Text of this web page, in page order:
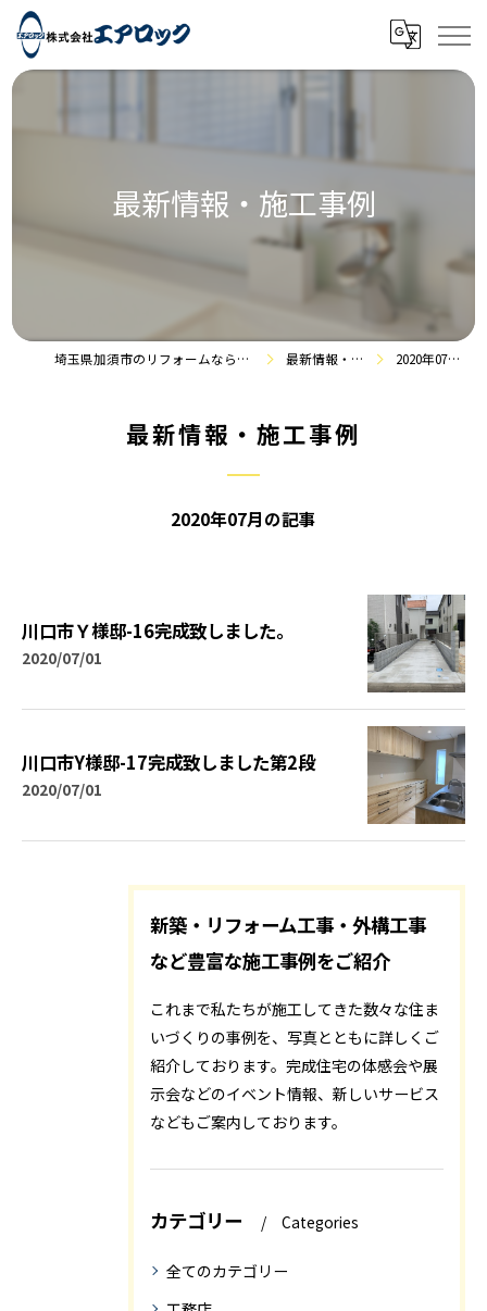
最新情報・施工事例
埼玉県加須市のリフォームなら株式会社エアロック 最新情報・施工事例 2020年07月の記事
最新情報・施工事例
2020年07月の記事
川口市Ｙ様邸-16完成致しました。
2020/07/01
川口市Y様邸-17完成致しました第2段
2020/07/01
新築・リフォーム工事・外構工事
など豊富な施工事例をご紹介
これまで私たちが施工してきた数々な住ま
いづくりの事例を、写真とともに詳しくご
紹介しております。完成住宅の体感会や展
示会などのイベント情報、新しいサービス
などもご案内しております。
カテゴリー Categories
全てのカテゴリー